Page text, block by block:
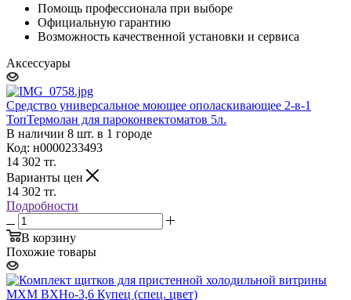
Помощь профессионала при выборе
Официальную гарантию
Возможность качественной установки и сервиса
Аксессуары
Средство универсальное моющее ополаскивающее 2-в-1
ТопТермолан для пароконвектоматов 5л.
В наличии 8 шт. в 1 городе
Код: н0000233493
14 302 тг.
Варианты цен
14 302 тг.
Подробности
В корзину
Похожие товары